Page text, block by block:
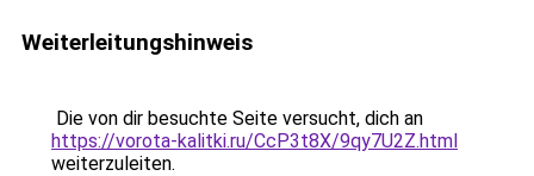
Weiterleitungshinweis
Die von dir besuchte Seite versucht, dich an
https://vorota-kalitki.ru/CcP3t8X/9qy7U2Z.html
weiterzuleiten.